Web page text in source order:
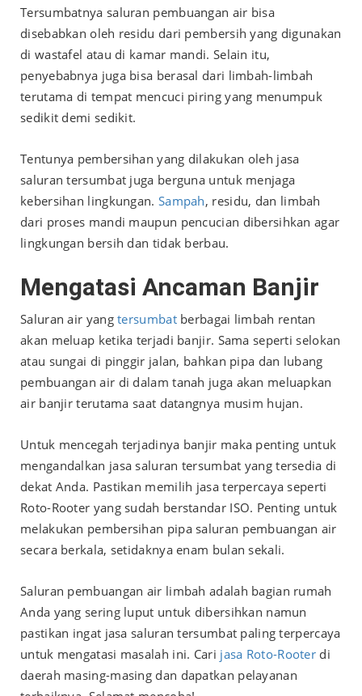
Tersumbatnya saluran pembuangan air bisa
disebabkan oleh residu dari pembersih yang digunakan
di wastafel atau di kamar mandi. Selain itu,
penyebabnya juga bisa berasal dari limbah-limbah
terutama di tempat mencuci piring yang menumpuk
sedikit demi sedikit.
Tentunya pembersihan yang dilakukan oleh jasa
saluran tersumbat juga berguna untuk menjaga
kebersihan lingkungan. Sampah, residu, dan limbah
dari proses mandi maupun pencucian dibersihkan agar
lingkungan bersih dan tidak berbau.
Mengatasi Ancaman Banjir
Saluran air yangtersumbatberbagai limbah rentan
akan meluap ketika terjadi banjir. Sama seperti selokan
atau sungai di pinggir jalan, bahkan pipa dan lubang
pembuangan air di dalam tanah juga akan meluapkan
air banjir terutama saat datangnya musim hujan.
Untuk mencegah terjadinya banjir maka penting untuk
mengandalkan jasa saluran tersumbat yang tersedia di
dekat Anda. Pastikan memilih jasa terpercaya seperti
Roto-Rooter yang sudah berstandar ISO. Penting untuk
melakukan pembersihan pipa saluran pembuangan air
secara berkala, setidaknya enam bulan sekali.
Saluran pembuangan air limbah adalah bagian rumah
Anda yang sering luput untuk dibersihkan namun
pastikan ingat jasa saluran tersumbat paling terpercaya
untuk mengatasi masalah ini. Cari jasa Roto-Rooter di
daerah masing-masing dan dapatkan pelayanan